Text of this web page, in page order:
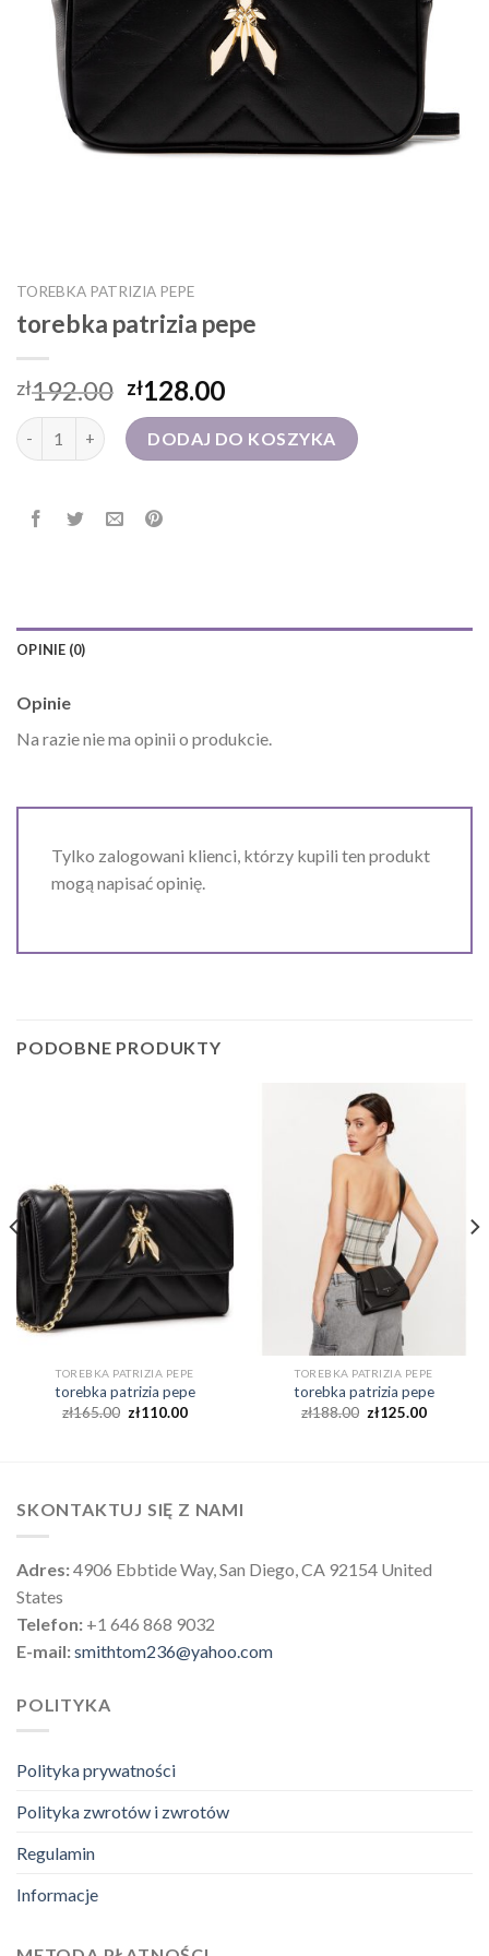
TOREBKA PATRIZIA PEPE
torebka patrizia pepe
zł192.00 zł128.00
ilość torebka patrizia pepeDODAJ DO KOSZYKA
OPINIE (0)
Opinie
Na razie nie ma opinii o produkcie.
Tylko zalogowani klienci, którzy kupili ten produkt
mogą napisać opinię.
PODOBNE PRODUKTY
TOREBKA PATRIZIA PEPE
torebka patrizia pepe
zł165.00 zł110.00
TOREBKA PATRIZIA PEPE
torebka patrizia pepe
zł188.00 zł125.00
SKONTAKTUJ SIĘ Z NAMI
Adres:4906 Ebbtide Way, San Diego, CA 92154 United
States
Telefon: +1 646 868 9032
E-mail:smithtom236@yahoo.com
POLITYKA
Polityka prywatności
Polityka zwrotów i zwrotów
Regulamin
Informacje